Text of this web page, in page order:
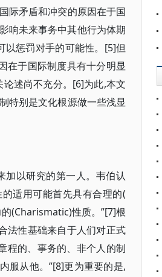
际矛盾和冲突的原因在于国
响未来事务中其他行为体期
以惩罚对手的可能性。[5]但
在于国际制度具有十分明显
述尚不充分。[6]为此,本文
特别是文化根源做一些浅显
加以研究的第一人。韦伯认
适用可能首先具有合理的(
(Charismatic)性质。”[7]根
法性基础来自于人们对正式
程的、事务的、非个人的制
服从他。”[8]更为重要的是,